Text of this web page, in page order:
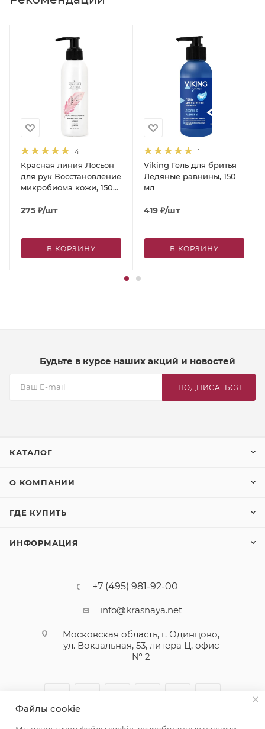
4
Красная линия Лосьон
для рук Восстановление
микробиома кожи, 150
275 ₽/шт
В КОРЗИНУ
1
Viking Гель для бритья
Ледяные равнины, 150
мл
419 ₽/шт
В КОРЗИНУ
Будьте в курсе наших акций и новостей
ПОДПИСАТЬСЯ
КАТАЛОГ
О КОМПАНИИ
ГДЕ КУПИТЬ
ИНФОРМАЦИЯ
+7 (495) 981-92-00
info@krasnaya.net
Московская область, г. Одинцово,
ул. Вокзальная, 53, литера Ц, офис
№ 2
Файлы cookie